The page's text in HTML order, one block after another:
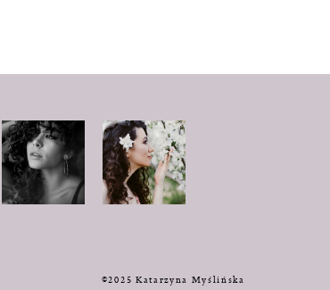
©2025 Katarzyna Myślińska